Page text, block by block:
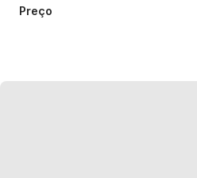
Preço